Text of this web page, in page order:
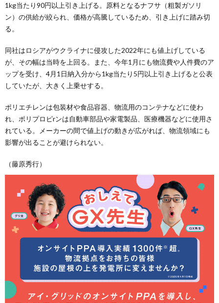
1kg当たり90円以上引き上げる。原料となるナフサ（粗製ガソリ
ン）の供給が絞られ、価格が高騰しているため、引き上げに踏み切
る。
同社はロシアがウクライナに侵攻した2022年にも値上げしている
が、その幅は当時を上回る。また、今年1月にも物流費や人件費のア
ップを受け、4月1日納入分から1kg当たり5円以上引き上げると公表
していたが、大きく上乗せする。
ポリエチレンは包装材や食品容器、物流用のコンテナなどに使わ
れ、ポリプロピrンは自動車部品や家電製品、医療機器などに使用さ
れている。メーカーの間で値上げの動きが広がれば、物流領域にも
影響が出ることが避けられない。
（藤原秀行）